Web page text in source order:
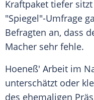
Kraftpaket tiefer
"Spiegel"-Umfrage
Befragten an, dass
Macher sehr fehle.
Hoeneß' Arbeit im
unterschätzt oder
des ehemaligen